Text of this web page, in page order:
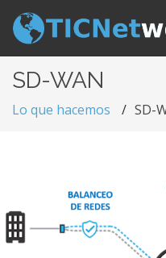
SD-WAN
Lo que hacemos SD-